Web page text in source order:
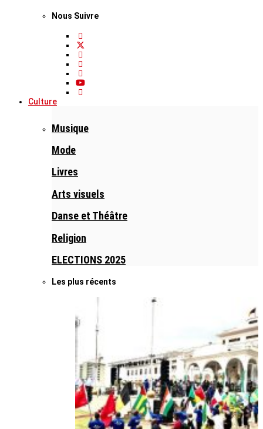
Nous Suivre
Culture
Musique
Mode
Livres
Arts visuels
Danse et Théâtre
Religion
ELECTIONS 2025
Les plus récents